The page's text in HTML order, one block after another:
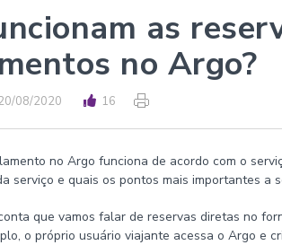
as
no Argo?
08/2020 16
no Argo funciona de acordo com o
serviço e quais os pontos mais importantes a
que vamos falar de reservas diretas no
o próprio usuário viajante acessa o Argo e